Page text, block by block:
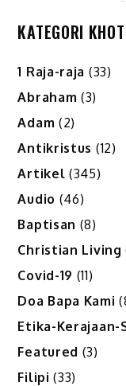
KATEGORI
1 Raja-raja (33)
Abraham (3)
Adam (2)
Antikristus (12)
Artikel (345)
Audio (46)
Baptisan (8)
Christian Living
Covid-19 (11)
Doa Bapa Kami
Etika-Kerajaan-
Featured (3)
Filipi (33)